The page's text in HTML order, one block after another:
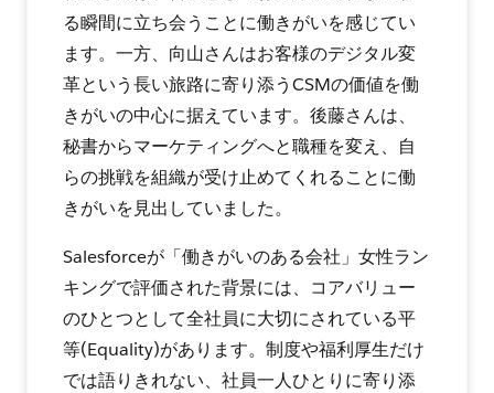
る瞬間に立ち会うことに働きがいを感じてい
ます。一方、向山さんはお客様のデジタル変
革という長い旅路に寄り添うCSMの価値を働
きがいの中心に据えています。後藤さんは、
秘書からマーケティングへと職種を変え、自
らの挑戦を組織が受け止めてくれることに働
きがいを見出していました。
Salesforceが「働きがいのある会社」女性ラン
キングで評価された背景には、コアバリュー
のひとつとして全社員に大切にされている平
等(Equality)があります。制度や福利厚生だけ
では語りきれない、社員一人ひとりに寄り添